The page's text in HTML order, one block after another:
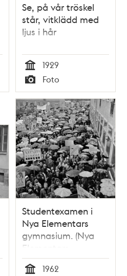
Se, på vår tröskel
står, vitklädd med
ljus i hår
Tid
1929
Typ
Foto
Studentexamen i
Nya Elementars
gymnasium. (Nya
Elementars
gymnasium hette
1948 - 1950 Ängby
1962